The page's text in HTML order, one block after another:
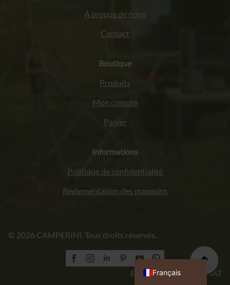
A propos de nous
Contact
Boutique
Produits
Mon compte
Panier
Informations
Politique de confidentialité
Réglementation des magasins
© 2026 CAMPERINI. Tous droits réservés.
Exécution : PROFORMAT
Français
Polski
English (UK)
Deutsch